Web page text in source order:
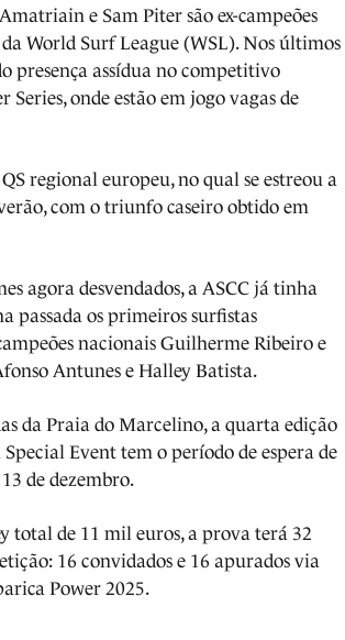
e Sam Piter são ex-campeões
World Surf League (WSL). Nos últimos
presença assídua no competitivo
onde estão em jogo vagas de
regional europeu, no qual se estreou a
com o triunfo caseiro obtido em
agora desvendados, a ASCC já tinha
passada os primeiros surfistas
nacionais Guilherme Ribeiro e
Antunes e Halley Batista.
da Praia do Marcelino, a quarta edição
Special Event tem o período de espera de
de dezembro.
total de 11 mil euros, a prova terá 32
16 convidados e 16 apurados via
Power 2025.